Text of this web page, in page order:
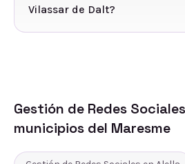
Vilassar de Dalt?
Gestión de Redes Sociales
municipios del Maresme